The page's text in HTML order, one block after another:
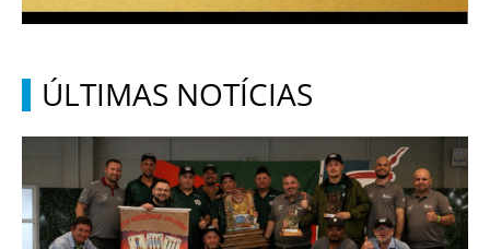
ÚLTIMAS NOTÍCIAS